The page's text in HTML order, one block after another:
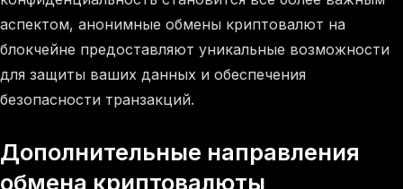
аспектом, анонимные обмены криптовалют на
блокчейне предоставляют уникальные возможности
для защиты ваших данных и обеспечения
безопасности транзакций.
Дополнительные направления
обмена криптовалюты